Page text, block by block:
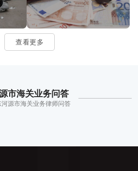
查看更多
市海关业务问答
河源市海关业务律师问答